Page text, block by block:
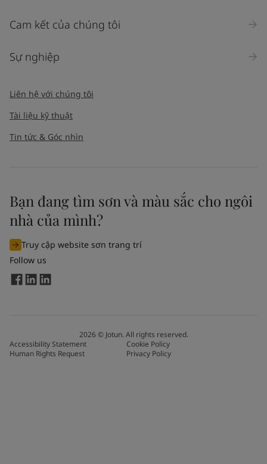
Cam kết của chúng tôi
Sự nghiệp
Liên hệ với chúng tôi
Tài liệu kỹ thuật
Tin tức & Góc nhìn
Bạn đang tìm sơn và màu sắc cho ngôi
nhà của mình?
Truy cập website sơn trang trí
Follow us
2026© Jotun. All rights reserved.
Accessibility Statement
Cookie Policy
Human Rights Request
Privacy Policy